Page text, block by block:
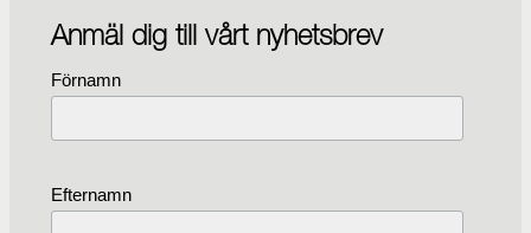
Anmäl dig till vårt nyhetsbrev
Förnamn
Efternamn